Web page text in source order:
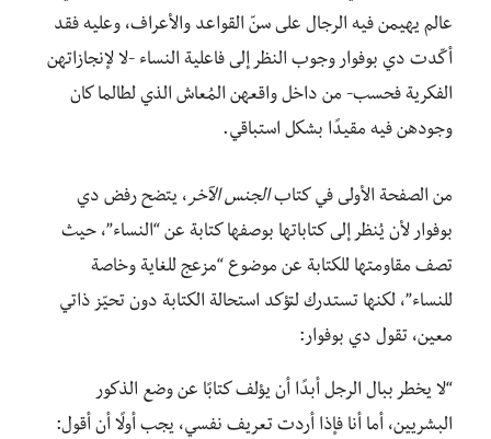
عالم يهيمن فيه الرجال على سنّ القواعد والأعراف، وعليه فقد
أكّدت دي بوفوار وجوب النظر إلى فاعلية النساء -لا لإنجازاتهن
الفكرية فحسب- من داخل واقعهن المُعاش الذي لطالما كان
وجودهن فيه مقيدًا بشكل استباقي.
من الصفحة الأولى في كتابالجنس الآخر ، يتضح رفض دي
بوفوار لأن يُنظر إلى كتاباتها بوصفها كتابة عن “النساء”، حيث
تصف مقاومتها للكتابة عن موضوع “مزعج للغاية وخاصة
للنساء”، لكنها تستدرك لتؤكد استحالة الكتابة دون تحيّز ذاتي
معين، تقول دي بوفوار:
“لا يخطر ببال الرجل أبدًا أن يؤلف كتابًا عن وضع الذكور
البشريين، أما أنا فإذا أردت تعريف نفسي، يجب أولًا أن أقول: